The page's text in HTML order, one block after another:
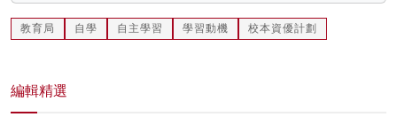
教育局 自學 自主學習 學習動機 校本資優計劃
編輯精選